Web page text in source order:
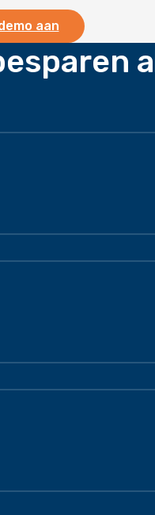
aan